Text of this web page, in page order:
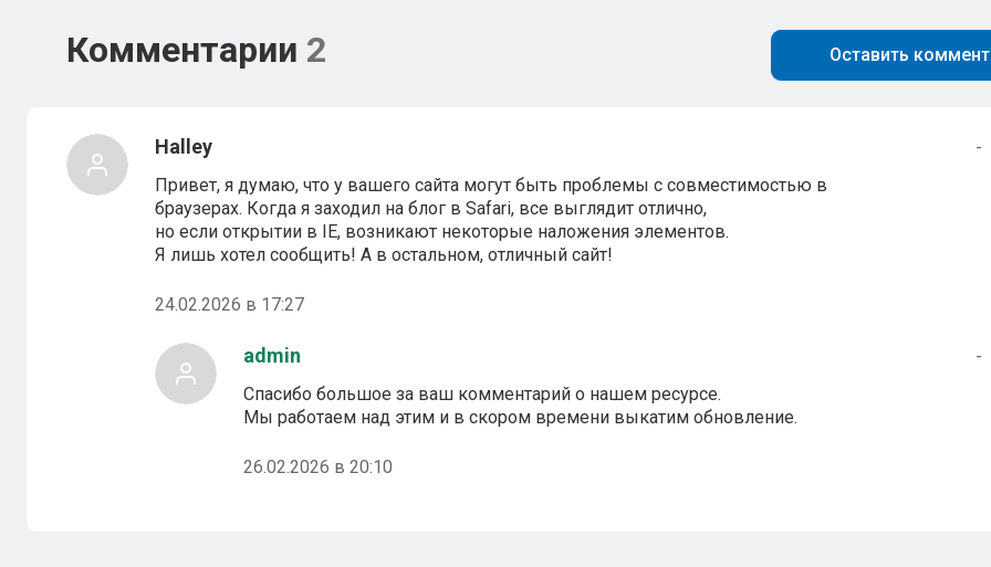
Комментарии 2 Оставить
Halley -
Привет, я думаю, что у вашего сайта могут быть проблемы с совместимостью в
браузерах. Когда я заходил на блог в Safari, все выглядит отлично,
но если открытии в IE, возникают некоторые наложения элементов.
Я лишь хотел сообщить! А в остальном, отличный сайт!
24.02.2026 в 17:27
admin -
Спасибо большое за ваш комментарий о нашем ресурсе.
Мы работаем над этим и в скором времени выкатим обновление.
26.02.2026 в 20:10